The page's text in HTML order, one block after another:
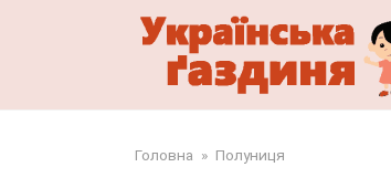
Головна » Полуниця